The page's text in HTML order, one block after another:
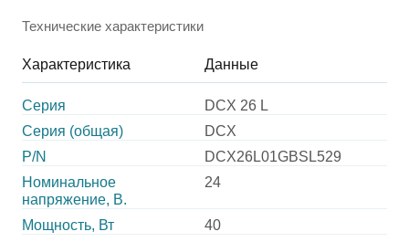
Технические характеристики
Характеристика Данные
Серия
DCX 26 L
Серия (общая)
DCX
P/N
DCX26L01GBSL529
Номинальное
напряжение, В.
24
Мощность, Вт
40